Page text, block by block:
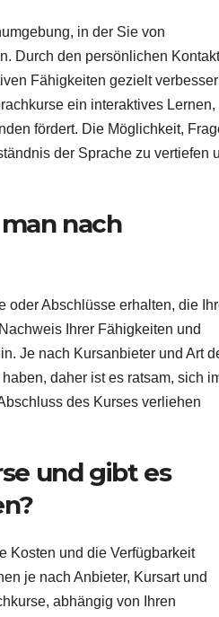
in der Sie von
Durch den persönlichen Kontakt
Fähigkeiten gezielt
ein interaktives Lernen,
fördert. Die Möglichkeit,
der Sprache zu vertiefen
nach
oder Abschlüsse erhalten, die
Ihrer Fähigkeiten und
Je nach Kursanbieter und Art
daher ist es ratsam, sich
des Kurses verliehen
und gibt es
Kosten und die Verfügbarkeit
je nach Anbieter, Kursart und
abhängig von Ihren